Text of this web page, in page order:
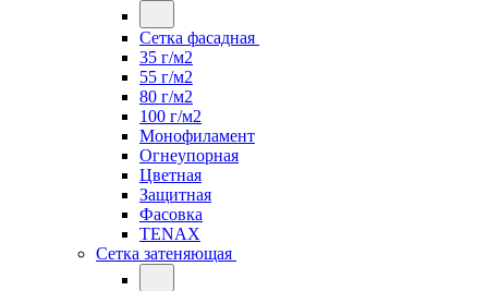
Сетка фасадная
35 г/м2
55 г/м2
80 г/м2
100 г/м2
Монофиламент
Огнеупорная
Цветная
Защитная
Фасовка
TENAX
Сетка затеняющая